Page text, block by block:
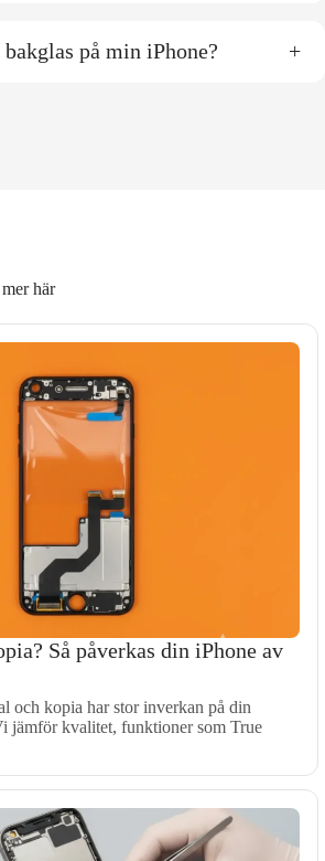
på min iPhone? +
här
Så påverkas din iPhone av
och kopia har stor inverkan på din
jämför kvalitet, funktioner som True